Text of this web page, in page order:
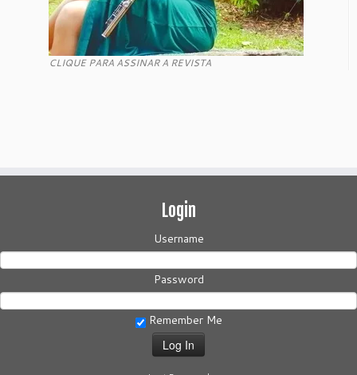
CLIQUE PARA ASSINAR A REVISTA
Login
Username
Password
Remember Me